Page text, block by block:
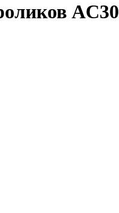
AC30